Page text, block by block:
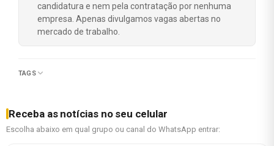
candidatura e nem pela contratação por nenhuma
empresa. Apenas divulgamos vagas abertas no
mercado de trabalho.
TAGS
Receba as notícias no seu celular
Escolha abaixo em qual grupo ou canal do WhatsApp entrar: